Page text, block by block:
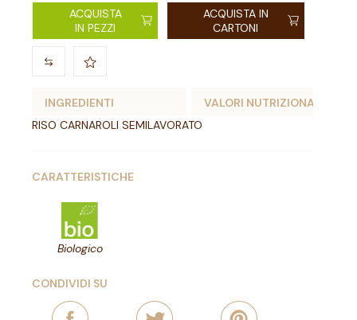
ACQUISTA
IN PEZZI
ACQUISTA IN
CARTONI
INGREDIENTI
VALORI NUTRIZIONALI
RISO CARNAROLI SEMILAVORATO
CARATTERISTICHE
Biologico
CONDIVIDI SU